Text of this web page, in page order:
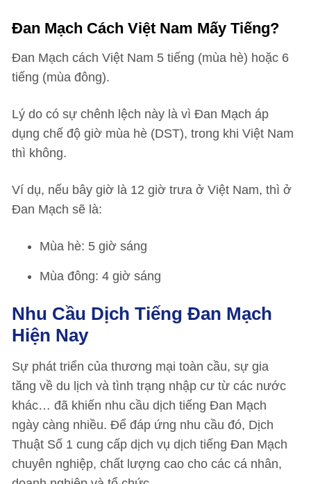
Đan Mạch Cách Việt Nam Mấy Tiếng?
Đan Mạch cách Việt Nam 5 tiếng (mùa hè) hoặc 6
tiếng (mùa đông).
Lý do có sự chênh lệch này là vì Đan Mạch áp
dụng chế độ giờ mùa hè (DST), trong khi Việt Nam
thì không.
Ví dụ, nếu bây giờ là 12 giờ trưa ở Việt Nam, thì ở
Đan Mạch sẽ là:
Mùa hè: 5 giờ sáng
Mùa đông: 4 giờ sáng
Nhu Cầu Dịch Tiếng Đan Mạch
Hiện Nay
Sự phát triển của thương mại toàn cầu, sự gia
tăng về du lịch và tình trạng nhập cư từ các nước
khác… đã khiến nhu cầu dịch tiếng Đan Mạch
ngày càng nhiều. Để đáp ứng nhu cầu đó, Dịch
Thuật Số 1 cung cấp dịch vụ dịch tiếng Đan Mạch
chuyên nghiệp, chất lượng cao cho các cá nhân,